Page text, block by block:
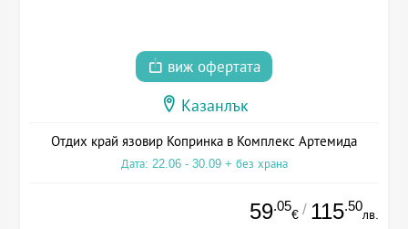
виж офертата
Казанлък
Отдих край язовир Копринка в Комплекс Артемида
Дата: 22.06 - 30.09 + без храна
59.05
€ / 115.50
лв.